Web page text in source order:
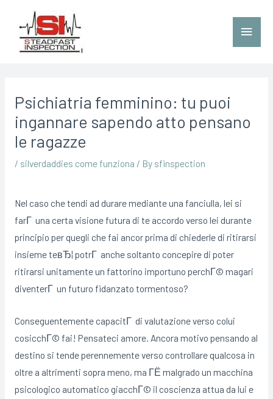
Psichiatria femminino: tu puoi
ingannare sapendo atto pensano
le ragazze
/ silverdaddies come funziona / By sfinspection
Nel caso che tendi ad durare mediante una fanciulla, lei si
farГ una certa visione futura di te accordo verso lei durante
principio per quegli che fai ancor prima di chiederle di ritirarsi
insieme teвЂ¦ potrГ anche soltanto concepire di poter
ritirarsi unitamente un fattorino importuno perchГ© magari
diventerГ un futuro fidanzato tormentoso?
Conseguentemente capacitГ di valutazione verso colui
cosicchГ© fai! Pensateci amore. Ancora motivo pensando al
destino si tende perennemente verso controllare qualcosa in
oltre a altrimenti sopra meno, ma ГЁ malgrado un macchina
psicologico automatico giacchГ© il coscienza attua da lui e